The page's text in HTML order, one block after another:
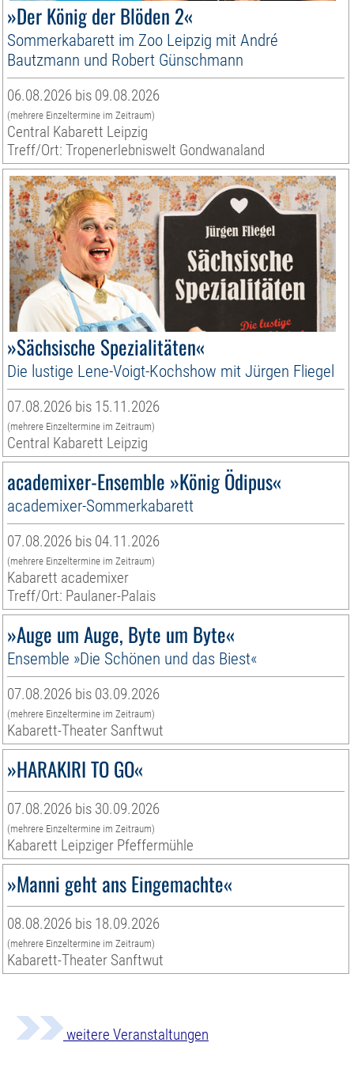
»Der König der Blöden 2«
Sommerkabarett im Zoo Leipzig mit André
Bautzmann und Robert Günschmann
06.08.2026 bis 09.08.2026
(mehrere Einzeltermine im Zeitraum)
Central Kabarett Leipzig
Treff/Ort: Tropenerlebniswelt Gondwanaland
»Sächsische Spezialitäten«
Die lustige Lene-Voigt-Kochshow mit Jürgen Fliegel
07.08.2026 bis 15.11.2026
(mehrere Einzeltermine im Zeitraum)
Central Kabarett Leipzig
academixer-Ensemble »König Ödipus«
academixer-Sommerkabarett
07.08.2026 bis 04.11.2026
(mehrere Einzeltermine im Zeitraum)
Kabarett academixer
Treff/Ort: Paulaner-Palais
»Auge um Auge, Byte um Byte«
Ensemble »Die Schönen und das Biest«
07.08.2026 bis 03.09.2026
(mehrere Einzeltermine im Zeitraum)
Kabarett-Theater Sanftwut
»HARAKIRI TO GO«
07.08.2026 bis 30.09.2026
(mehrere Einzeltermine im Zeitraum)
Kabarett Leipziger Pfeffermühle
»Manni geht ans Eingemachte«
08.08.2026 bis 18.09.2026
(mehrere Einzeltermine im Zeitraum)
Kabarett-Theater Sanftwut
weitere Veranstaltungen